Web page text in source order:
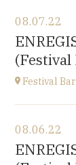
Savoie
at10H
08.07.22
Festival
Savoie
at10H
08.06.22